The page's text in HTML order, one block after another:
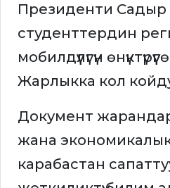
Президенти
студенттердин
мобилдүүлүгүн
Жарлыкка кол
Документ
жана
карабастан